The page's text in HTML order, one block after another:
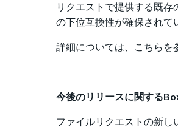
リクエストで提供する既
の下位互換性が確保されて
詳細については、こちらを
今後のリリースに関する
ファイルリクエストの新